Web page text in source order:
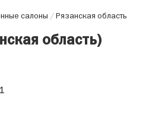
салоны /Рязанская область
область)